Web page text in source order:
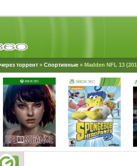
торрент » Спортивные » Madden NFL 13